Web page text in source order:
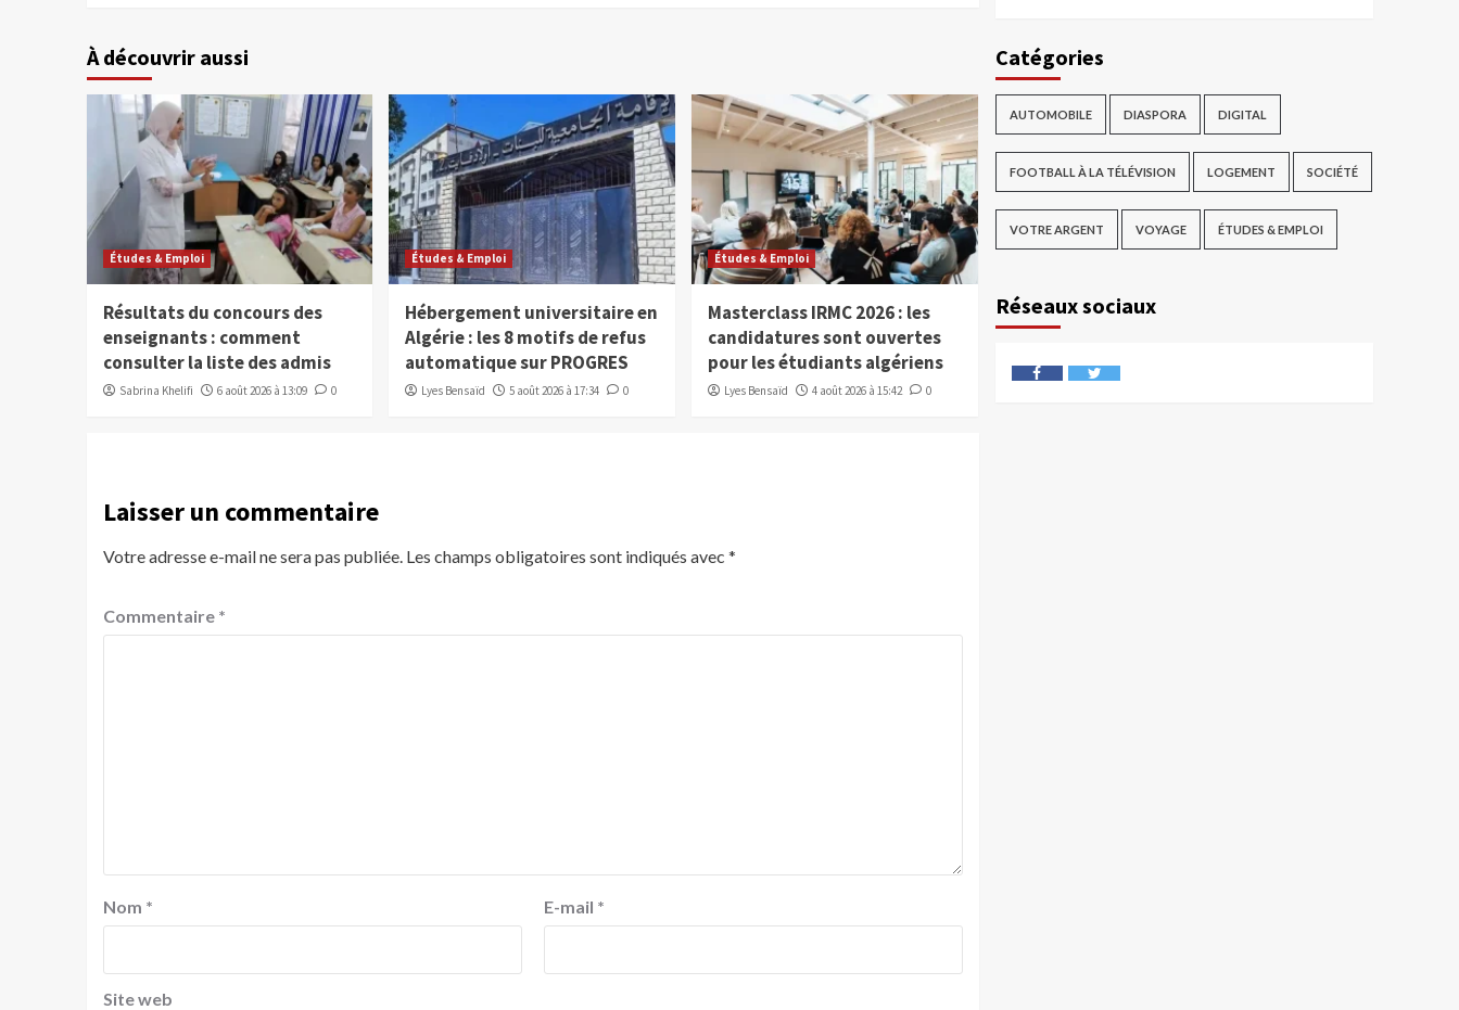
À découvrir aussi
Études & Emploi
Résultats du concours des
enseignants : comment
consulter la liste des admis
Sabrina Khelifi 6 août 2026 à 13:09 0
Études & Emploi
Hébergement universitaire en
Algérie : les 8 motifs de refus
automatique sur PROGRES
Lyes Bensaïd 5 août 2026 à 17:34 0
Études & Emploi
Masterclass IRMC 2026 : les
candidatures sont ouvertes
pour les étudiants algériens
Lyes Bensaïd 4 août 2026 à 15:42 0
Laisser un commentaire
Votre adresse e-mail ne sera pas publiée. Les champs obligatoires sont indiqués avec *
Commentaire *
Nom * E-mail *
Site web
Catégories
AUTOMOBILE DIASPORA DIGITAL
FOOTBALL À LA TÉLÉVISION LOGEMENT SOCIÉTÉ
VOTRE ARGENT VOYAGE ÉTUDES & EMPLOI
Réseaux sociaux